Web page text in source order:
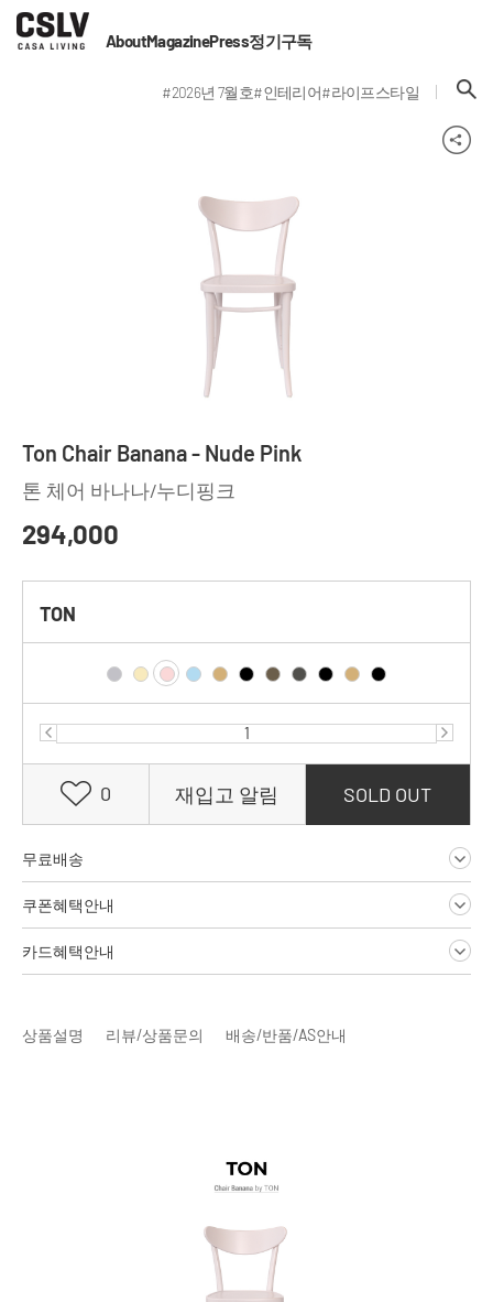
AboutMagazinePress정기구독
#2026년 7월호#인테리어#라이프스타일
Ton Chair Banana - Nude Pink
톤 체어 바나나/누디핑크
294,000
TON
0 재입고 알림 SOLD OUT
무료배송
쿠폰혜택안내
카드혜택안내
상품설명 리뷰/상품문의 배송/반품/AS안내